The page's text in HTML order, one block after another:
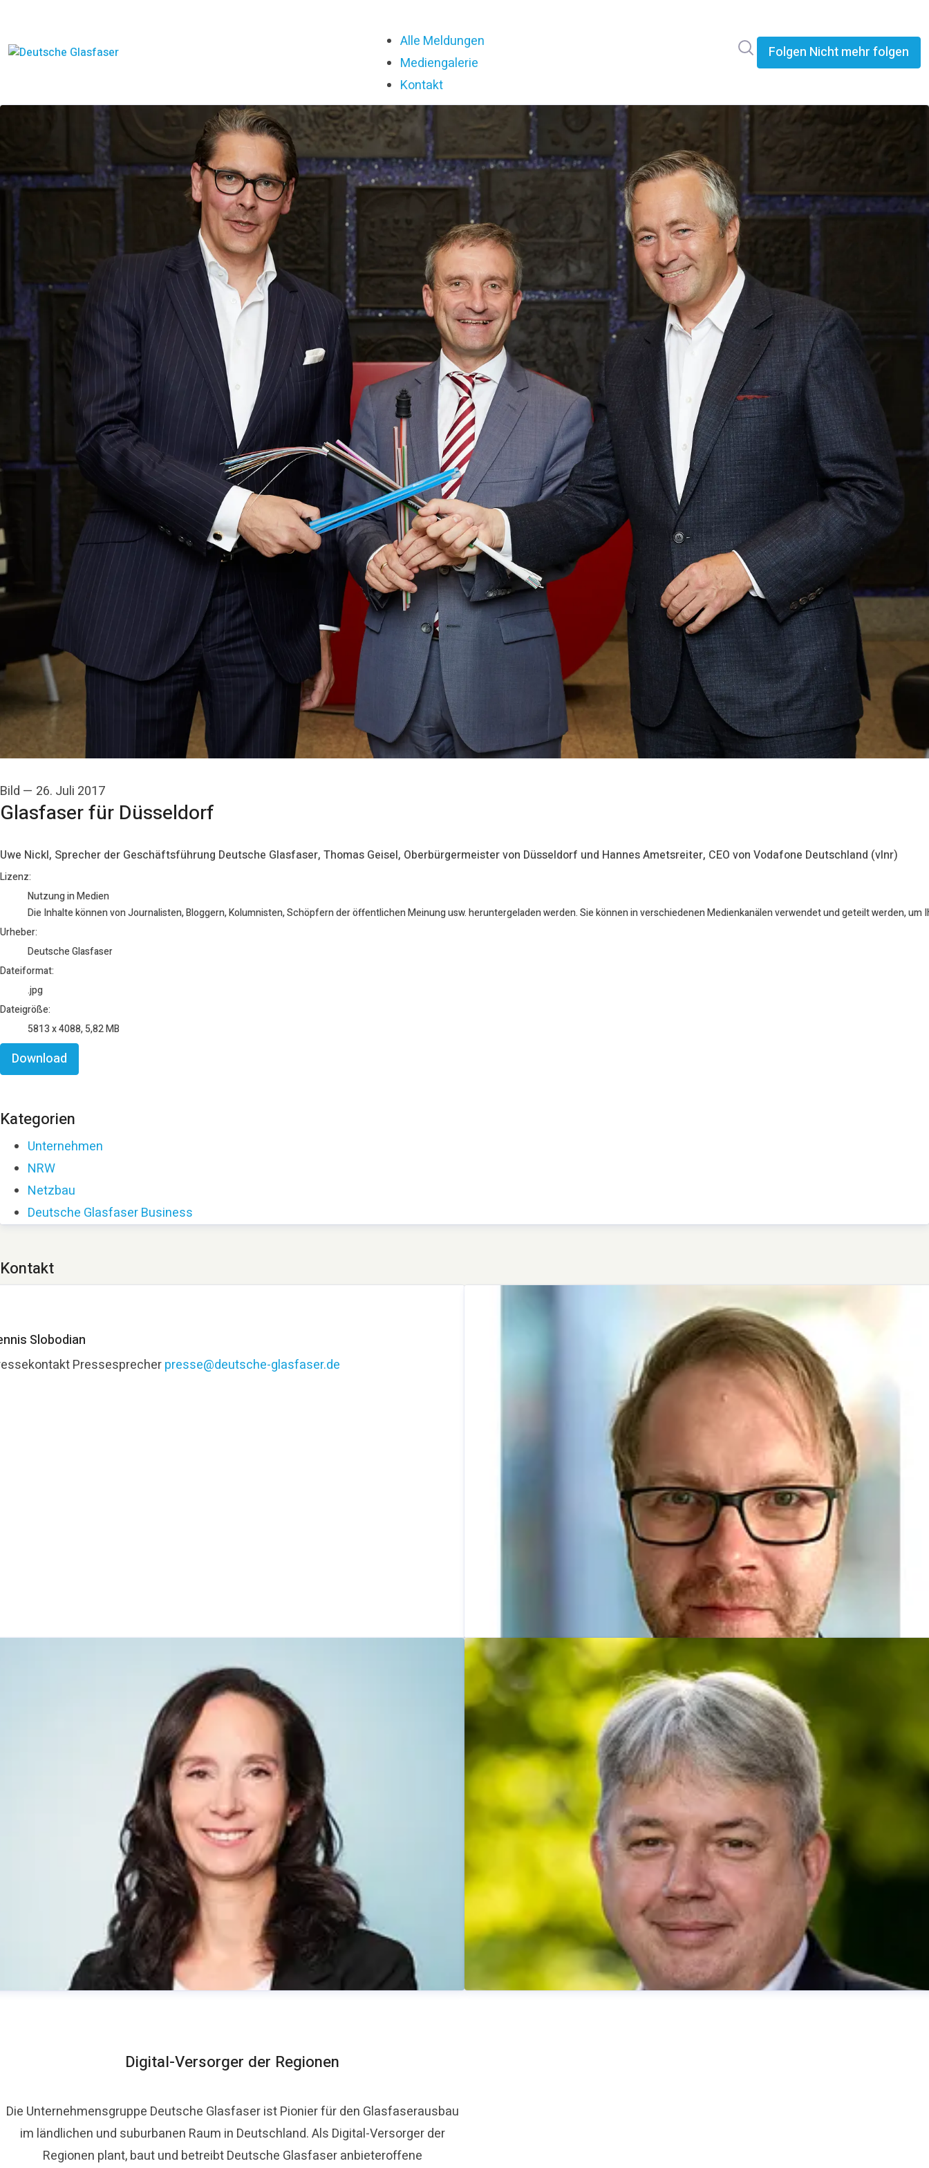
Alle Meldungen
Mediengalerie
Kontakt
Im Newsroom suchen
Folgen Nicht mehr folgen
Bild — 26. Juli 2017
Glasfaser für Düsseldorf
Uwe Nickl, Sprecher der Geschäftsführung Deutsche Glasfaser, Thomas Geisel, Oberbürgermeister von Düsseldorf und Hannes Ametsreiter, CEO von Vodafone Deutschland (vlnr)
Deutsche Glasfaser
Lizenz:
Nutzung in Medien
Die Inhalte können von Journalisten, Bloggern, Kolumnisten, Schöpfern der öffentlichen Meinung usw. heruntergeladen werden. Sie können in verschiedenen Medienkanälen verwendet und geteilt
Urheber:
Deutsche Glasfaser
Dateiformat:
.jpg
Dateigröße:
5813 x 4088, 5,82 MB
Download
Kategorien
Unternehmen
NRW
Netzbau
Deutsche Glasfaser Business
Kontakt
Slobodian
Pressesprecherpresse@deutsche-glasfaser.de
Pressesprecherpresse@deutsche-glasfaser.de
Lippelt
Digital-Versorger der Regionen
Die Unternehmensgruppe Deutsche Glasfaser ist Pionier für den Glasfaserausbau
im ländlichen und suburbanen Raum in Deutschland. Als Digital-Versorger der
Regionen plant, baut und betreibt Deutsche Glasfaser anbieteroffene